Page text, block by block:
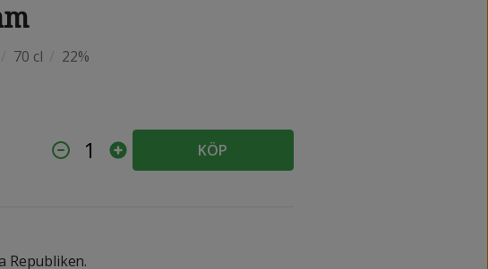
70 cl 22%
1 KÖP
Republiken.